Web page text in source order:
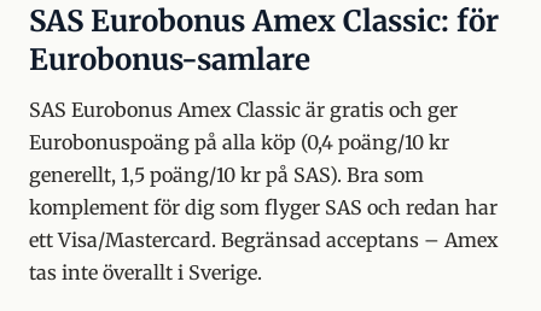
SAS Eurobonus Amex Classic: för
Eurobonus-samlare
SAS Eurobonus Amex Classic är gratis och ger
Eurobonuspoäng på alla köp (0,4 poäng/10 kr
generellt, 1,5 poäng/10 kr på SAS). Bra som
komplement för dig som flyger SAS och redan har
ett Visa/Mastercard. Begränsad acceptans – Amex
tas inte överallt i Sverige.